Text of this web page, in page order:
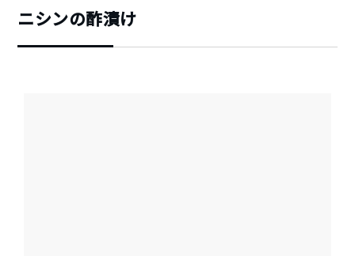
ニシンの酢漬け